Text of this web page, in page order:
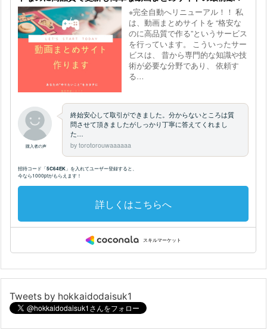
Tweets by hokkaidodaisuk1